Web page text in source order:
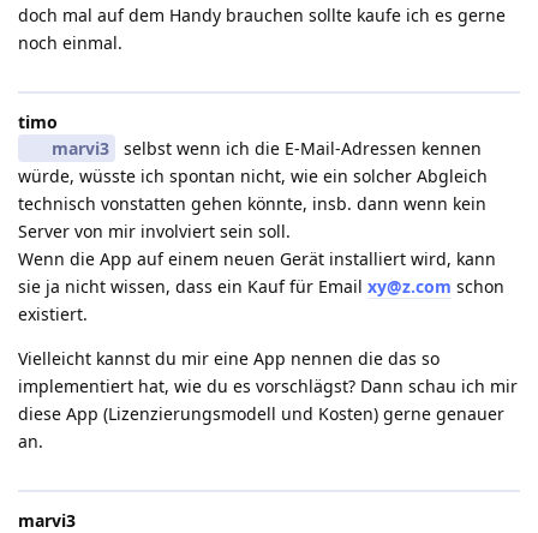
doch mal auf dem Handy brauchen sollte kaufe ich es gerne
noch einmal.
timo
marvi3
selbst wenn ich die E-Mail-Adressen kennen
würde, wüsste ich spontan nicht, wie ein solcher Abgleich
technisch vonstatten gehen könnte, insb. dann wenn kein
Server von mir involviert sein soll.
Wenn die App auf einem neuen Gerät installiert wird, kann
sie ja nicht wissen, dass ein Kauf für Email xy@z.com schon
existiert.
Vielleicht kannst du mir eine App nennen die das so
implementiert hat, wie du es vorschlägst? Dann schau ich mir
diese App (Lizenzierungsmodell und Kosten) gerne genauer
an.
marvi3